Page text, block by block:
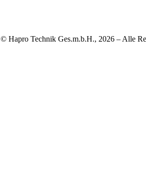
© Hapro Technik Ges.m.b.H., 2026 – Alle